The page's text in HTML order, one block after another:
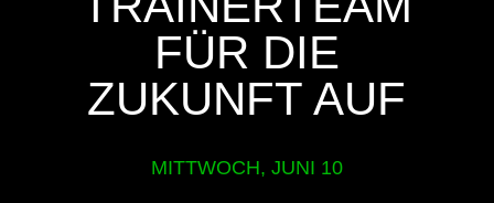
FÜR DIE
ZUKUNFT AUF
MITTWOCH, JUNI 10